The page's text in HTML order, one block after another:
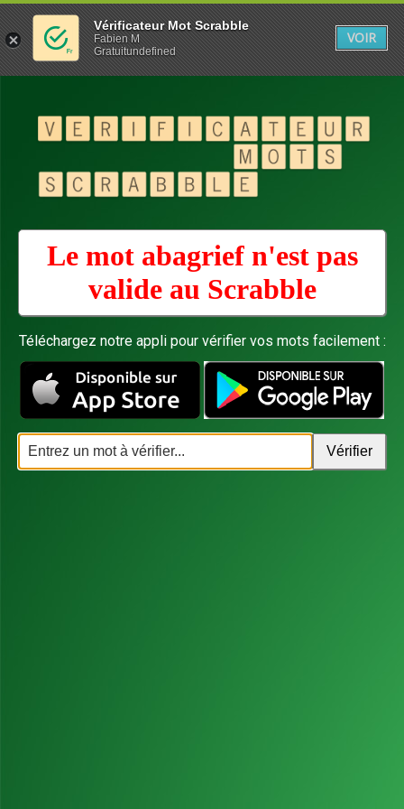
Le mot abagrief n'est pas
valide au Scrabble
Téléchargez notre appli pour vérifier vos mots facilement :
Vérificateur Mot Scrabble
Fabien M
Gratuitundefined
VOIR